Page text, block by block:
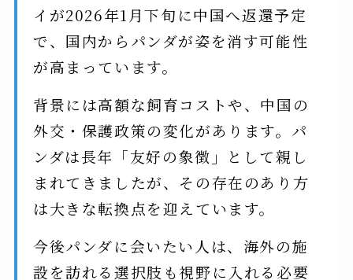
イが2026年1月下旬に中国へ返還予定
で、国内からパンダが姿を消す可能性
が高まっています。
背景には高額な飼育コストや、中国の
外交・保護政策の変化があります。パ
ンダは長年「友好の象徴」として親し
まれてきましたが、その存在のあり方
は大きな転換点を迎えています。
今後パンダに会いたい人は、海外の施
設を訪れる選択肢も視野に入れる必要